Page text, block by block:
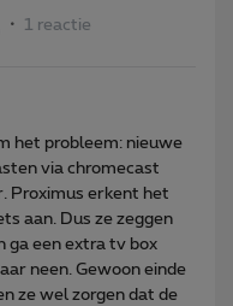
1 reactie
het probleem: nieuwe
via chromecast
Proximus erkent het
aan. Dus ze zeggen
ga een extra tv box
neen. Gewoon einde
ze wel zorgen dat de